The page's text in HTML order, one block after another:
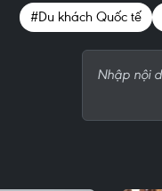
#Du khách Quốc tế